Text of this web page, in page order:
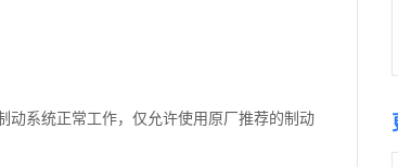
动系统正常工作，仅允许使用原厂推荐的制动